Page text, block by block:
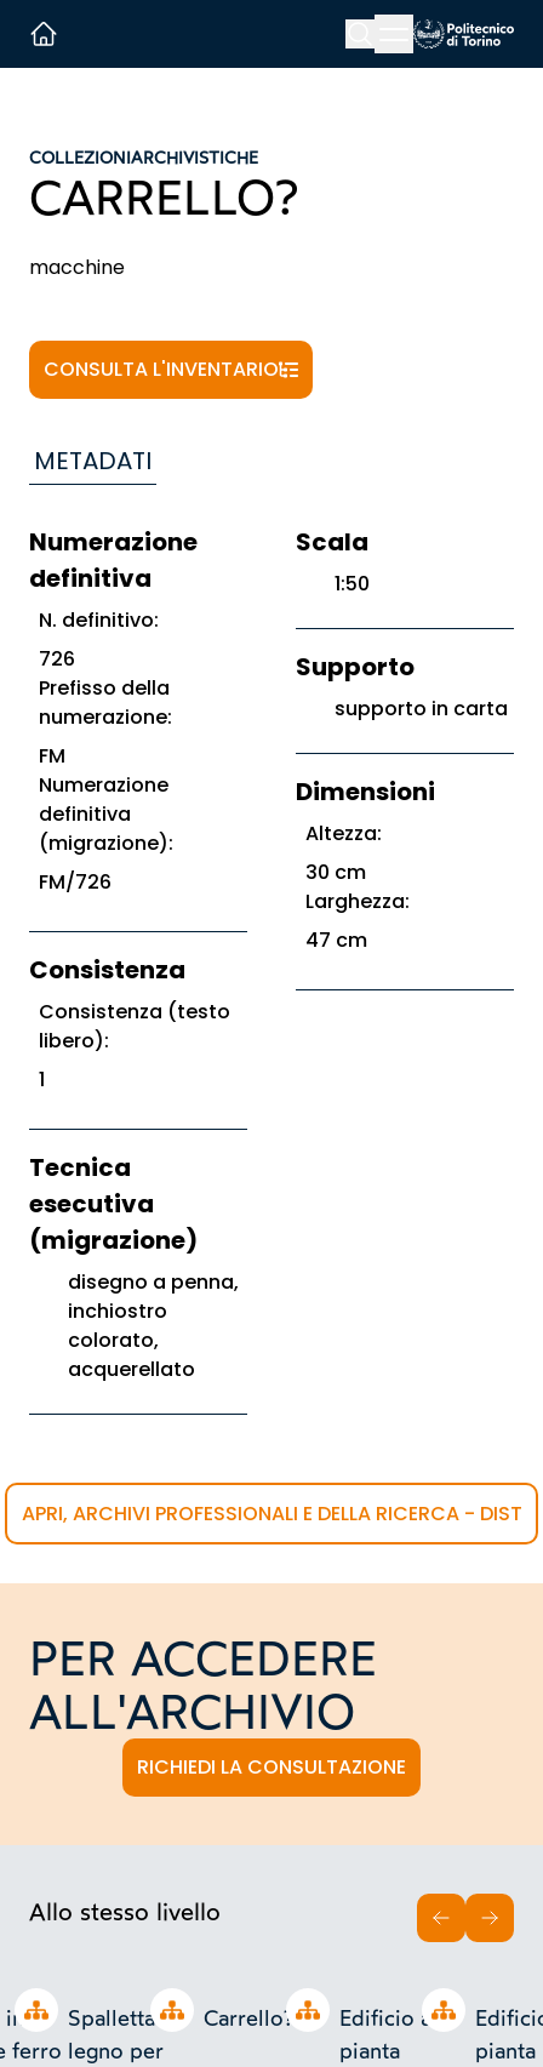
Menu button
COLLEZIONIARCHIVISTICHE
CARRELLO?
macchine
CONSULTA L'INVENTARIO
METADATI
Numerazione
definitiva
N. definitivo:
726
Prefisso della
numerazione:
FM
Numerazione
definitiva
(migrazione):
FM/726
Consistenza
Consistenza (testo
libero):
1
Tecnica
esecutiva
(migrazione)
disegno a penna,
inchiostro
colorato,
acquerellato
Scala
1:50
Supporto
supporto in carta
Dimensioni
Altezza:
30 cm
Larghezza:
47 cm
APRI, ARCHIVI PROFESSIONALI E DELLA RICERCA - DIST
PER ACCEDERE
ALL'ARCHIVIO
RICHIEDI LA CONSULTAZIONE
Allo stesso livello
Open tree
in
ferro
Open tree
Spalletta in
legno per
Open tree
Carrello? Open tree
Edificio a
pianta
pianta
INDIETRO